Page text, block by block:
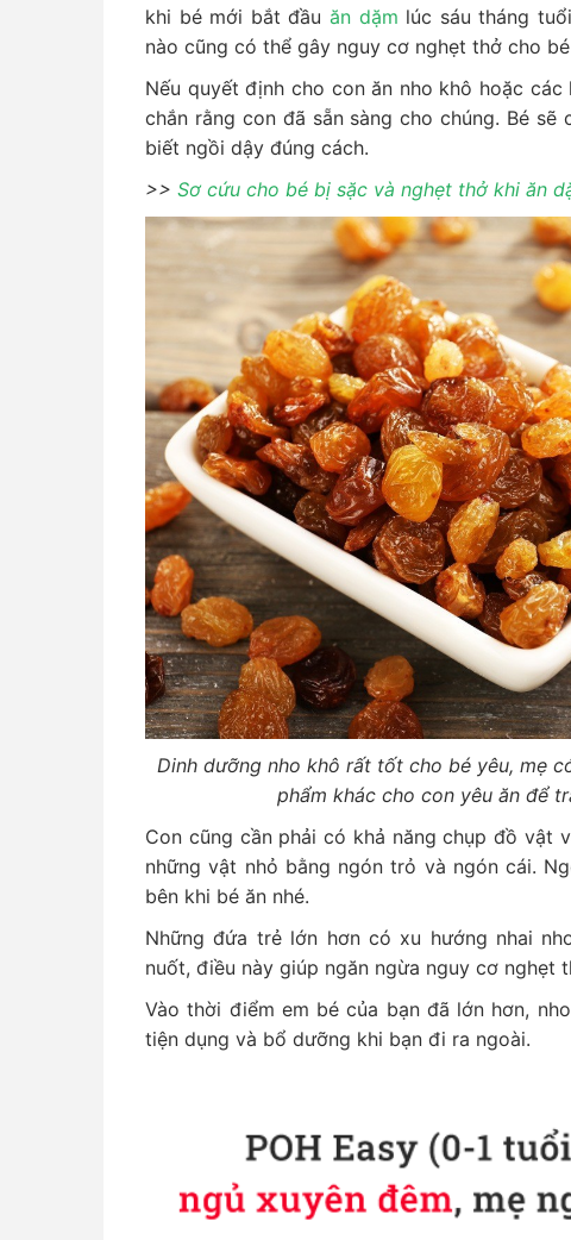
khi bé mới bắt đầu ăn dặm lúc sáu tháng
nào cũng có thể gây nguy cơ nghẹt thở cho
Nếu quyết định cho con ăn nho khô hoặc
chắn rằng con đã sẵn sàng cho chúng. Bé
biết ngồi dậy đúng cách.
>> Sơ cứu cho bé bị sặc và nghẹt thở khi ăn
Dinh dưỡng nho khô rất tốt cho bé yêu, mẹ
phẩm khác cho con yêu ăn để
Con cũng cần phải có khả năng chụp đồ vật
những vật nhỏ bằng ngón trỏ và ngón cái.
bên khi bé ăn nhé.
Những đứa trẻ lớn hơn có xu hướng nhai
nuốt, điều này giúp ngăn ngừa nguy cơ nghẹt
Vào thời điểm em bé của bạn đã lớn hơn,
tiện dụng và bổ dưỡng khi bạn đi ra ngoài.